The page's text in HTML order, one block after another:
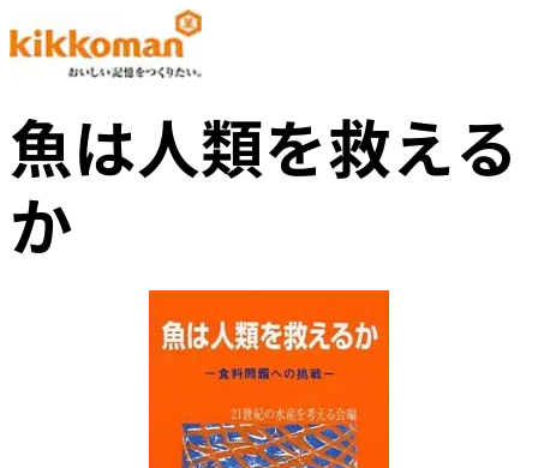
魚は人類を救える
か